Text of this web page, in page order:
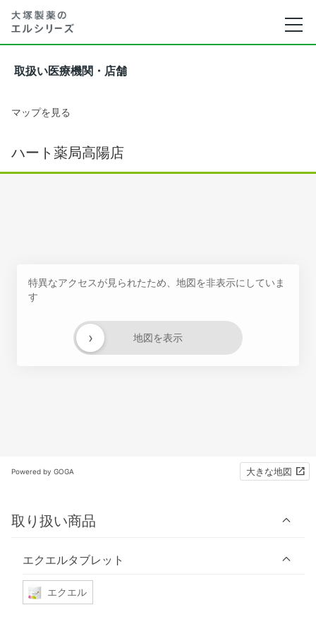
取扱い医療機関・店舗
マップを見る
ハート薬局高陽店
特異なアクセスが見られたため、地図を非表示にしていま
す
地図を表示
›
Powered by GOGA 大きな地図
取り扱い商品
エクエルタブレット
エクエル